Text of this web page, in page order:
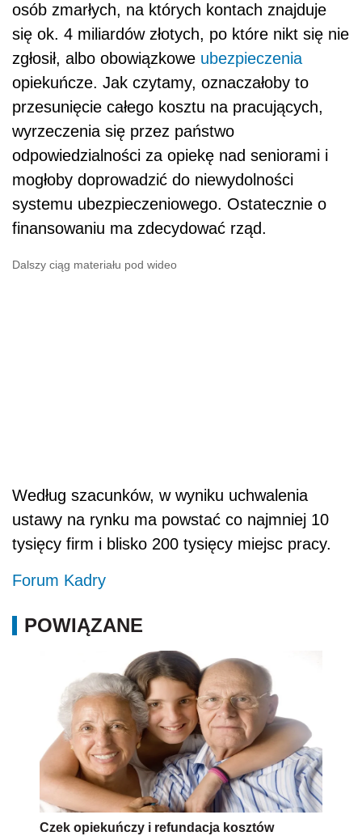
osób zmarłych, na których kontach znajduje
się ok. 4 miliardów złotych, po które nikt się nie
zgłosił, albo obowiązkowe ubezpieczenia
opiekuńcze. Jak czytamy, oznaczałoby to
przesunięcie całego kosztu na pracujących,
wyrzeczenia się przez państwo
odpowiedzialności za opiekę nad seniorami i
mogłoby doprowadzić do niewydolności
systemu ubezpieczeniowego. Ostatecznie o
finansowaniu ma zdecydować rząd.
Dalszy ciąg materiału pod wideo
Według szacunków, w wyniku uchwalenia
ustawy na rynku ma powstać co najmniej 10
tysięcy firm i blisko 200 tysięcy miejsc pracy.
Forum Kadry
POWIĄZANE
Czek opiekuńczy i refundacja kosztów